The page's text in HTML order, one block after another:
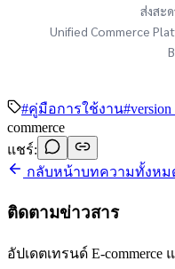
ส่งสะ
Unified Commerce
#คู่มือการใช้งาน#version
commerce
แชร์:
กลับหน้าบทความทั้งหม
ติดตามข่าวสาร
อัปเดตเทรนด์ E-